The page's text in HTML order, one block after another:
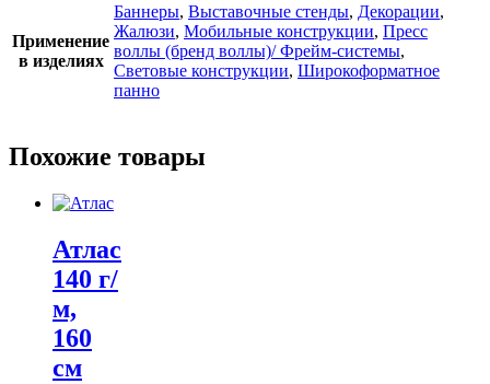
Применение
в изделиях
Баннеры, Выставочные стенды, Декорации,
Жалюзи, Мобильные конструкции, Пресс
воллы (бренд воллы)/ Фрейм-системы,
Световые конструкции, Широкоформатное
панно
Похожие товары
Атлас
140 г/
м,
160
см